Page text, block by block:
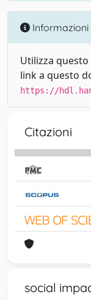
Informazioni
Utilizza
link a questo
https://
Citazioni
social